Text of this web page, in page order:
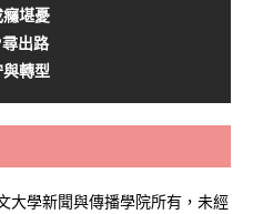
堪憂
出路
轉型
大學新聞與傳播學院所有，未經